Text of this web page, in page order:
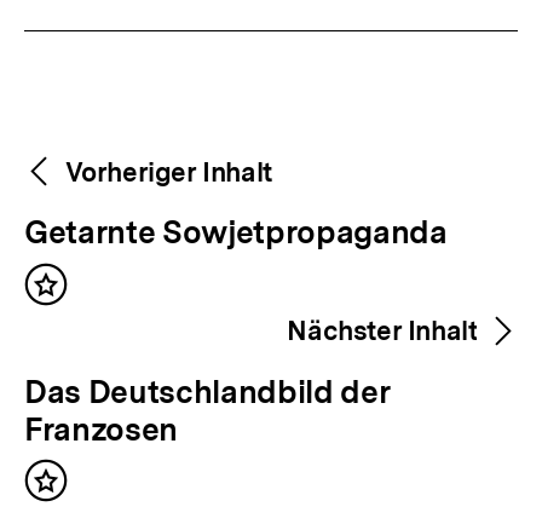
Weitere
Inhalte
Content-
Navigation
Vorheriger Inhalt
V
o
r
e
r
i
g
Getarnte Sowjetpropaganda
Inhalt
Nächster Inhalt
N
ä
c
h
Das Deutschlandbild der
Franzosen
Inhalt